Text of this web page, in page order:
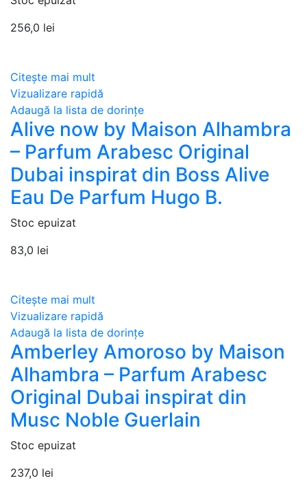
256,0 lei
Citește mai mult
Vizualizare rapidă
Adaugă la lista de dorințe
Alive now by Maison Alhambra
– Parfum Arabesc Original
Dubai inspirat din Boss Alive
Eau De Parfum Hugo B.
Stoc epuizat
83,0 lei
Citește mai mult
Vizualizare rapidă
Adaugă la lista de dorințe
Amberley Amoroso by Maison
Alhambra – Parfum Arabesc
Original Dubai inspirat din
Musc Noble Guerlain
Stoc epuizat
237,0 lei